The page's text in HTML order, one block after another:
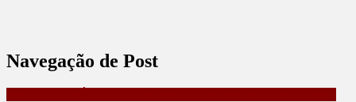
Navegação de Post